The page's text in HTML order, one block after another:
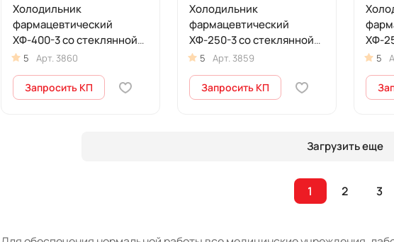
Холодильник
фармацевтический
ХФ-400-3 со стеклянной
дверью (400 л)
5 Арт. 3860
Запросить КП
Холодильник
фармацевтический
ХФ-250-3 со стеклянной
дверью (250 л)
5 Арт. 3859
Запросить КП
ХФ-
5
Загрузить еще
1 2 3